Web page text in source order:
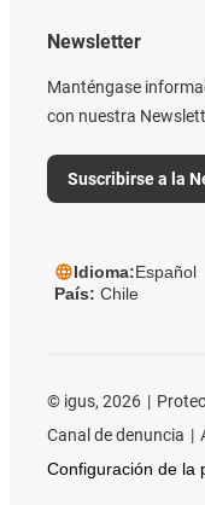
Newsletter
Manténgase
con nuestra
Suscribirse a la
Idioma:Español
País: Chile
© igus, 2026
Canal de denuncia
Configuración de la